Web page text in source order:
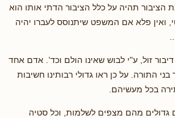
הציבור תהיה על כלל הציבור הדתי אותו הוא
ואין פלא אם המשפט שיתנוסס לעברו יהיה
זול, ע"י לבוש שאינו הולם וכד’. אדם אחד
התורה. על כן ראו גדולי רבותינו חשיבות
בכל מעשיהם.
גדולים מהם מצפים לשלמות, וכל סטיה